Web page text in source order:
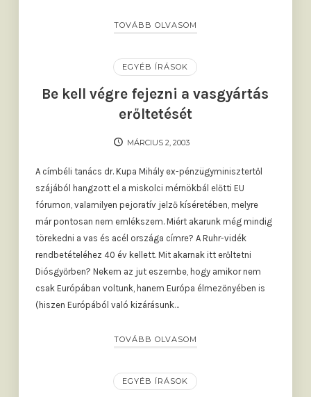
TOVÁBB OLVASOM
EGYÉB ÍRÁSOK
Be kell végre fejezni a vasgyártás
erőltetését
MÁRCIUS 2, 2003
A címbéli tanács dr. Kupa Mihály ex-pénzügyminisztertől
szájából hangzott el a miskolci mérnökbál előtti EU
fórumon, valamilyen pejoratív jelző kíséretében, melyre
már pontosan nem emlékszem. Miért akarunk még mindig
törekedni a vas és acél országa címre? A Ruhr-vidék
rendbetételéhez 40 év kellett. Mit akarnak itt erőltetni
Diósgyőrben? Nekem az jut eszembe, hogy amikor nem
csak Európában voltunk, hanem Európa élmezőnyében is
(hiszen Európából való kizárásunk…
TOVÁBB OLVASOM
EGYÉB ÍRÁSOK